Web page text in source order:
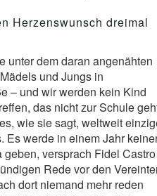
Herzenswunsch dreimal
unter dem daran angenähten
und Jungs in
– und wir werden kein Kind
das nicht zur Schule
wie sie sagt, weltweit
Es werde in einem Jahr
versprach Fidel Castro
Rede vor den
dort niemand mehr reden